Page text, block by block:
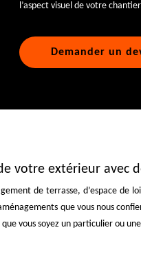
l’aspect visuel de votre
Demander un
votre extérieur avec
de terrasse, d’espace de
que vous nous
vous soyez un particulier ou